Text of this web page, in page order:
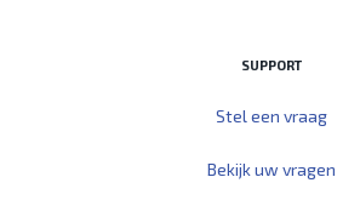
SUPPORT
Stel een vraag
Bekijk uw vragen